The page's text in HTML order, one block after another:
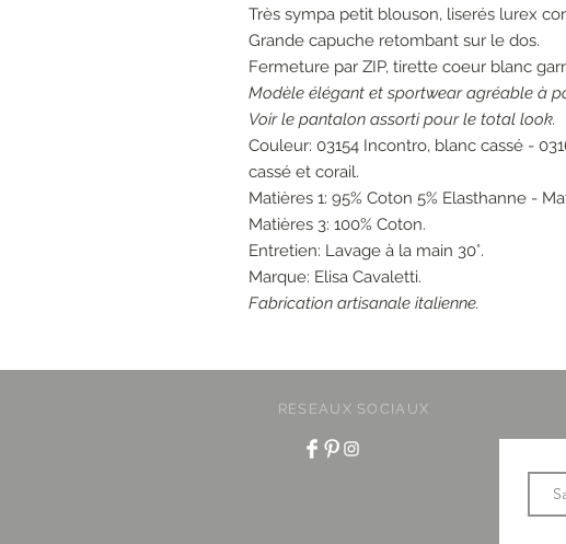
Très sympa petit blouson, liserés lurex
Grande capuche retombant sur le dos.
Fermeture par ZIP, tirette coeur blanc
Modèle élégant et sportwear agréable à
Voir le pantalon assorti pour le total look.
Couleur: 03154 Incontro, blanc cassé -
cassé et corail.
Matières 1: 95% Coton 5% Elasthanne -
Matières 3: 100% Coton.
Entretien: Lavage à la main 30°.
Marque: Elisa Cavaletti.
Fabrication artisanale italienne.
RESEAUX SOCIAUX